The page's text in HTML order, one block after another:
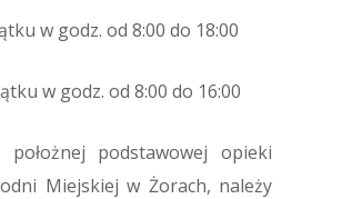
w godz. od 8:00 do 18:00
w godz. od 8:00 do 16:00
podstawowej opieki
Miejskiej w Żorach, należy